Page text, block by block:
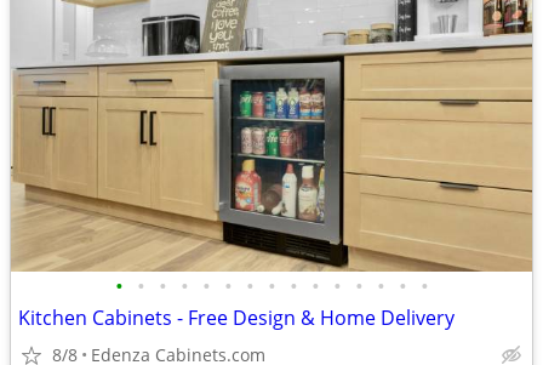
• • • • • • • • • • • • • • •
Kitchen Cabinets - Free Design & Home Delivery
8/8 Edenza Cabinets.com